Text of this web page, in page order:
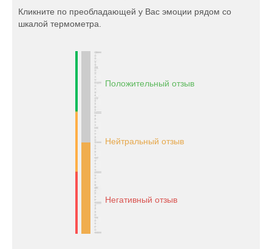
Кликните по преобладающей у Вас эмоции рядом со
шкалой термометра.
Положительный отзыв
Нейтральный отзыв
Негативный отзыв